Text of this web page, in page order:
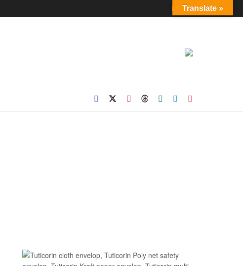
Login
Translate »